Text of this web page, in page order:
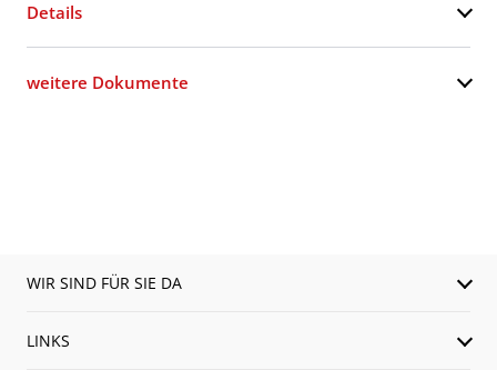
Details
weitere Dokumente
WIR SIND FÜR SIE DA
LINKS